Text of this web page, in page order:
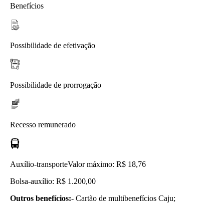
Benefícios
Possibilidade de efetivação
Possibilidade de prorrogação
Recesso remunerado
Auxílio-transporteValor máximo: R$ 18,76
Bolsa-auxílio: R$ 1.200,00
Outros benefícios:- Cartão de multibenefícios Caju;